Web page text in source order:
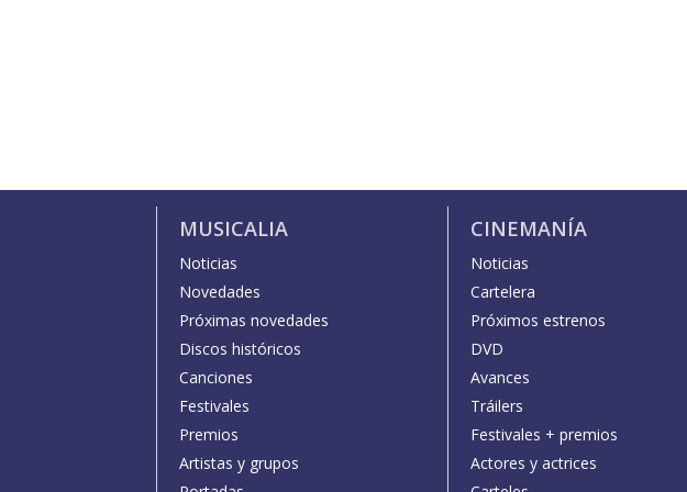
MUSICALIA
Noticias
Novedades
Próximas novedades
Discos históricos
Canciones
Festivales
Premios
Artistas y grupos
CINEMANÍA
Noticias
Cartelera
Próximos estrenos
DVD
Avances
Tráilers
Festivales + premios
Actores y actrices